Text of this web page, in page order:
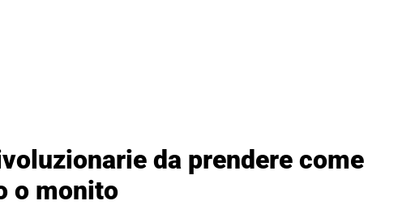
da prendere come
o monito